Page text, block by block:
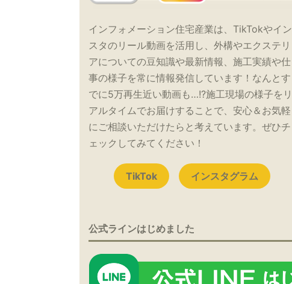
インフォメーション住宅産業は、TikTokやイン
スタのリール動画を活用し、外構やエクステリ
アについての豆知識や最新情報、施工実績や仕
事の様子を常に情報発信しています！なんとす
でに5万再生近い動画も…!?施工現場の様子をリ
アルタイムでお届けすることで、安心＆お気軽
にご相談いただけたらと考えています。ぜひチ
ェックしてみてください！
TikTok インスタグラム
公式ラインはじめました